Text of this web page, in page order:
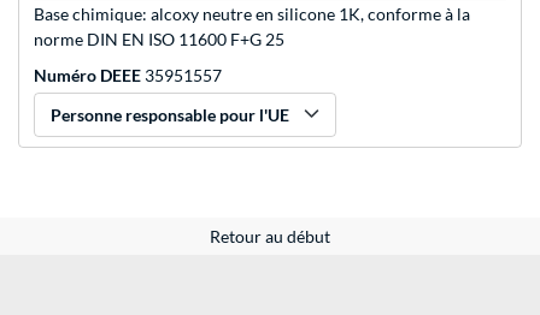
Base chimique: alcoxy neutre en silicone 1K, conforme à la
norme DIN EN ISO 11600 F+G 25
Numéro DEEE 35951557
Personne responsable pour l'UE
Retour au début